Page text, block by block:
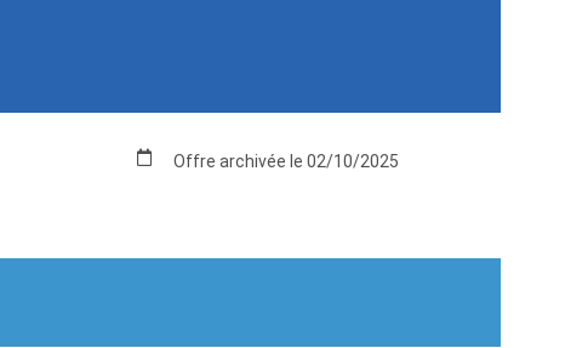
Offre archivée le 02/10/2025